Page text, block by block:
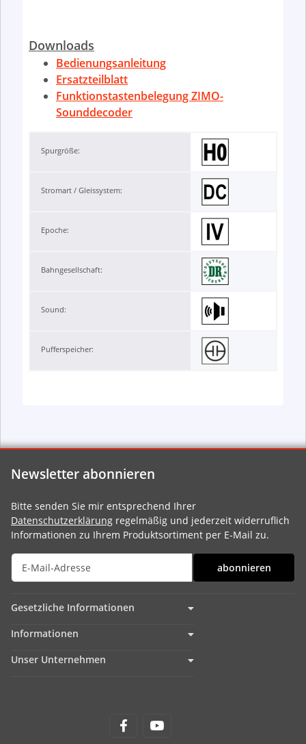
Downloads
Bedienungsanleitung
Ersatzteilblatt
Funktionstastenbelegung ZIMO-
Sounddecoder
Spurgröße:
Stromart / Gleissystem:
Epoche:
Bahngesellschaft:
Sound:
Pufferspeicher:
Newsletter abonnieren
Bitte senden Sie mir entsprechend Ihrer
Datenschutzerklärung regelmäßig und jederzeit widerruflich
Informationen zu Ihrem Produktsortiment per E-Mail zu.
abonnieren
Gesetzliche Informationen
Informationen
Unser Unternehmen